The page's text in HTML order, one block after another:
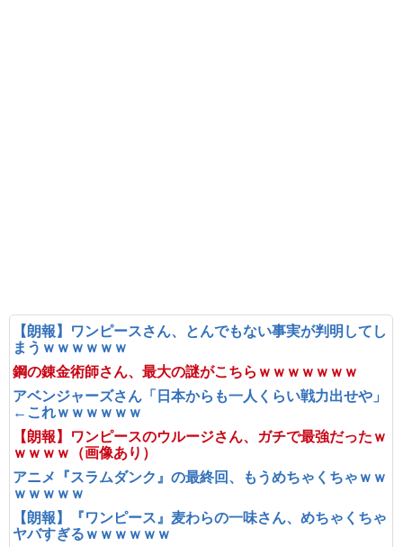
【朗報】ワンピースさん、とんでもない事実が判明してし
まうｗｗｗｗｗｗ
鋼の錬金術師さん、最大の謎がこちらｗｗｗｗｗｗｗ
アベンジャーズさん「日本からも一人くらい戦力出せや」
←これｗｗｗｗｗｗ
【朗報】ワンピースのウルージさん、ガチで最強だったｗ
ｗｗｗｗ（画像あり）
アニメ『スラムダンク』の最終回、もうめちゃくちゃｗｗ
ｗｗｗｗｗ
【朗報】『ワンピース』麦わらの一味さん、めちゃくちゃ
ヤバすぎるｗｗｗｗｗｗ